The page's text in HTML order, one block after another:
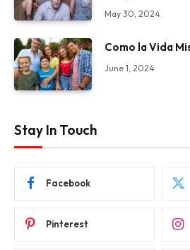
May 30, 2024
Como la Vida
June 1, 2024
Stay In Touch
Facebook
Pinterest